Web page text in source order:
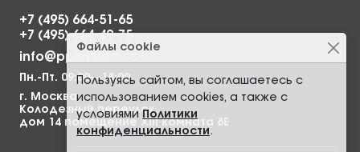
Файлы cookie
Пользуясь сайтом, вы соглашаетесь с
использованием cookies, а также с
условиями Политики
конфиденциальности.
+7 (495) 664-51-65
+7 (495) 664-49-75
info@ppkdikom.ru
Пн.-Пт. 09:00—18:00
г. Москва,
Колодезный переулок,
дом 14 помещение XIII комната 8Е